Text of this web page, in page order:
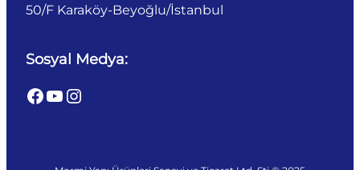
50/F Karaköy-Beyoğlu/İstanbul
Sosyal Medya:
Facebook YouTube Instagram